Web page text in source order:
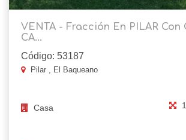
VENTA - Fracción En PILAR Con
CA...
Código: 53187
Pilar , El Baqueano
Casa